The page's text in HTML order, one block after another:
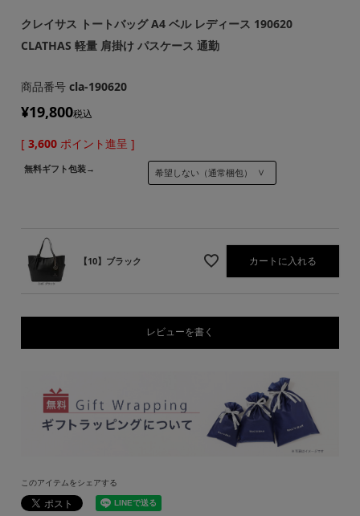
クレイサス トートバッグ A4 ベル レディース 190620
CLATHAS 軽量 肩掛け パスケース 通勤
商品番号 cla-190620
¥19,800税込
[ 3,600 ポイント進呈 ]
無料ギフト包装→
【10】ブラック カートに入れる
レビューを書く
このアイテムをシェアする